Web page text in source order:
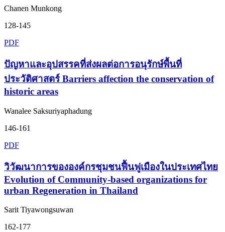
Chanen Munkong
128-145
PDF
ปัญหาและอุปสรรคที่ส่งผลต่อการอนุรักษ์พื้นที่
ประวัติศาสตร์ Barriers affection the conservation of
historic areas
Wanalee Saksuriyaphadung
146-161
PDF
วิวัฒนาการขององค์กรชุมชนฟื้นฟูเมืองในประเทศไทย
Evolution of Community-based organizations for
urban Regeneration in Thailand
Sarit Tiyawongsuwan
162-177